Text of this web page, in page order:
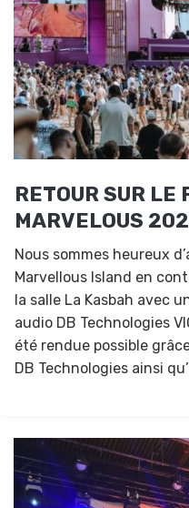
RETOUR SUR LE
MARVELOUS
Nous sommes heureux
Marvellous Island en
la salle La Kasbah avec
audio DB Technologies
été rendue possible
DB Technologies ainsi